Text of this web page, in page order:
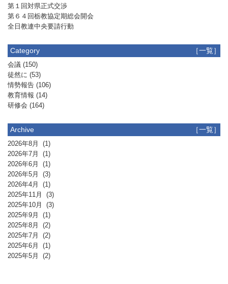
第１回対県正式交渉
第６４回栃教協定期総会開会
全日教連中央要請行動
Category ［一覧］
会議 (150)
徒然に (53)
情勢報告 (106)
教育情報 (14)
研修会 (164)
Archive ［一覧］
2026年8月
(1)
2026年7月
(1)
2026年6月
(1)
2026年5月
(3)
2026年4月
(1)
2025年11月
(3)
2025年10月
(3)
2025年9月
(1)
2025年8月
(2)
2025年7月
(2)
2025年6月
(1)
2025年5月
(2)